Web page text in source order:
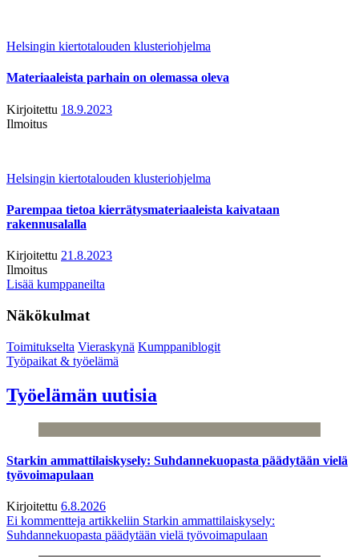
Helsingin kiertotalouden klusteriohjelma
Materiaaleista parhain on olemassa oleva
Kirjoitettu 18.9.2023
Ilmoitus
Helsingin kiertotalouden klusteriohjelma
Parempaa tietoa kierrätysmateriaaleista kaivataan
rakennusalalla
Kirjoitettu 21.8.2023
Ilmoitus
Lisää kumppaneilta
Näkökulmat
Toimitukselta Vieraskynä Kumppaniblogit
Työpaikat & työelämä
Työelämän uutisia
Starkin ammattilaiskysely: Suhdannekuopasta päädytään vielä
työvoimapulaan
Kirjoitettu 6.8.2026
Ei kommentteja artikkeliin Starkin ammattilaiskysely:
Suhdannekuopasta päädytään vielä työvoimapulaan